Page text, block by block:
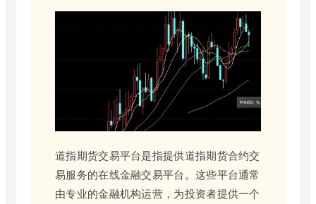
道指期货交易平台是指提供道指期货合约交
易服务的在线金融交易平台。这些平台通常
由专业的金融机构运营，为投资者提供一个